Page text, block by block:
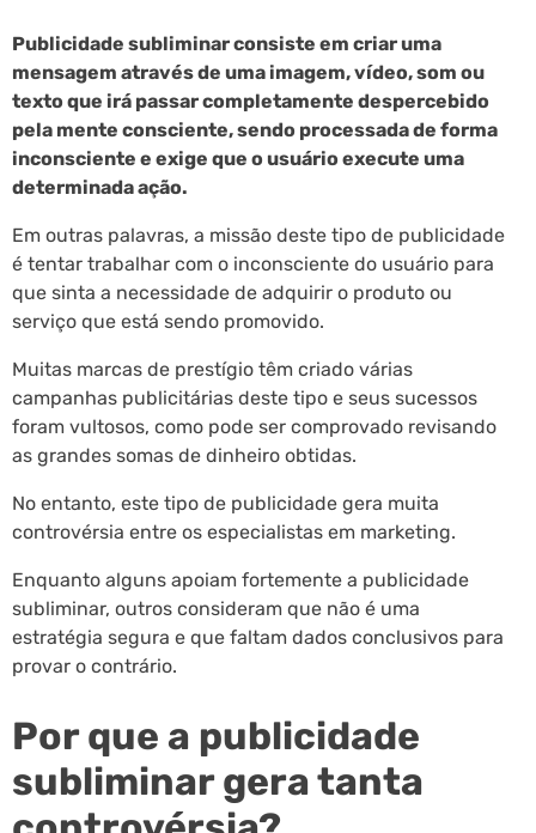
Publicidade subliminar consiste em criar uma
mensagem através de uma imagem, vídeo, som ou
texto que irá passar completamente despercebido
pela mente consciente, sendo processada de forma
inconsciente e exige que o usuário execute uma
determinada ação.
Em outras palavras, a missão deste tipo de publicidade
é tentar trabalhar com o inconsciente do usuário para
que sinta a necessidade de adquirir o produto ou
serviço que está sendo promovido.
Muitas marcas de prestígio têm criado várias
campanhas publicitárias deste tipo e seus sucessos
foram vultosos, como pode ser comprovado revisando
as grandes somas de dinheiro obtidas.
No entanto, este tipo de publicidade gera muita
controvérsia entre os especialistas em marketing.
Enquanto alguns apoiam fortemente a publicidade
subliminar, outros consideram que não é uma
estratégia segura e que faltam dados conclusivos para
provar o contrário.
Por que a publicidade
subliminar gera tanta